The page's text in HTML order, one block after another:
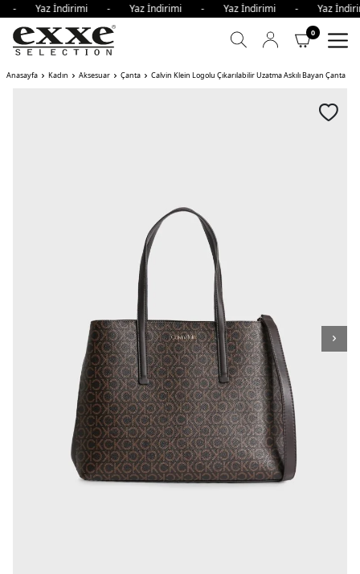
- Yaz İndirimi - Yaz İndirimi - Yaz İndirimi - Yaz
0
Anasayfa Kadın Aksesuar Çanta Calvin Klein Logolu Çıkarılabilir Uzatma Askılı Bayan Çanta